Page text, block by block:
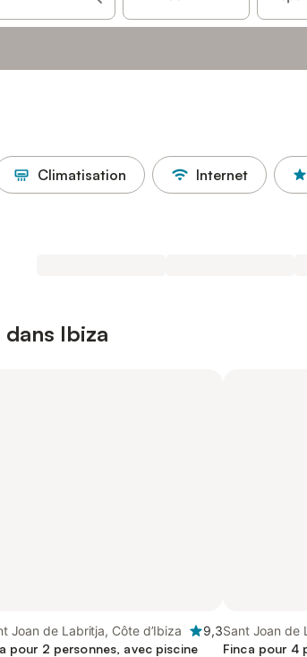
Climatisation Internet
Ibiza
Joan de Labritja, Côte d’Ibiza
9,3
pour 2 personnes, avec piscine
Sant Joan de
Finca pour 4